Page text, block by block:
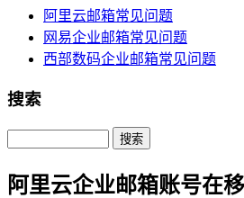
阿里云邮箱常见问题
网易企业邮箱常见问题
西部数码企业邮箱常见问题
搜索
Search
阿里云企业邮箱账号在